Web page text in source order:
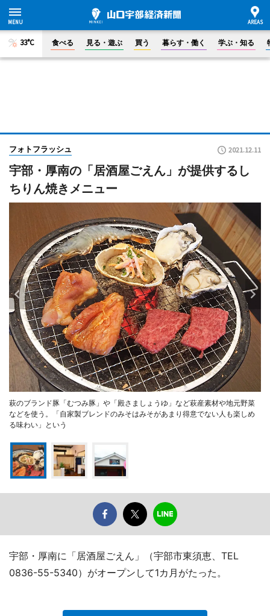
33°C 食べる 見る・遊ぶ 買う 暮らす・働く 学ぶ・知る
フォトフラッシュ 2021.12.11
宇部・厚南の「居酒屋ごえん」が提供するし
ちりん焼きメニュー
萩のブランド豚「むつみ豚」や「殿さましょうゆ」など萩産素材や地元野菜
などを使う。「自家製ブレンドのみそはみそがあまり得意でない人も楽しめ
る味わい」という
宇部・厚南に「居酒屋ごえん」（宇部市東須恵、TEL
0836-55-5340）がオープンして1カ月がたった。